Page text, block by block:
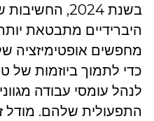
בשנת 2024,
היברידיים מתבטאת
כדי לתמוך ביוזמות של
לנהל עומסי עבודה
התפעולית שלהם. מודל